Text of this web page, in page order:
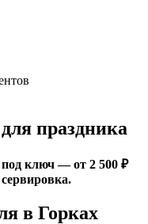
праздника
под ключ — от 2 500 ₽
в Горках